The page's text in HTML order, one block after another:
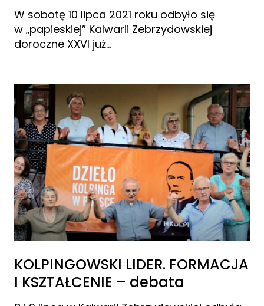
W sobotę 10 lipca 2021 roku odbyło się
w „papieskiej” Kalwarii Zebrzydowskiej
doroczne XXVI już…
KOLPINGOWSKI LIDER. FORMACJA
I KSZTAŁCENIE – debata